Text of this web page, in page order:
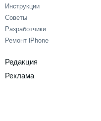
Инструкции
Советы
Разработчики
Ремонт iPhone
Редакция
Реклама